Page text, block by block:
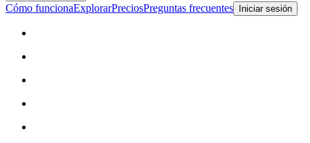
Cómo funcionaExplorarPreciosPreguntas frecuentes Iniciar sesión